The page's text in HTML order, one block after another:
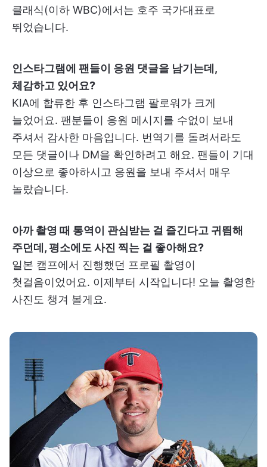
클래식(이하 WBC)에서는 호주 국가대표로
뛰었습니다.
인스타그램에 팬들이 응원 댓글을 남기는데,
체감하고 있어요?
KIA에 합류한 후 인스타그램 팔로워가 크게
늘었어요. 팬분들이 응원 메시지를 수없이 보내
주셔서 감사한 마음입니다. 번역기를 돌려서라도
모든 댓글이나 DM을 확인하려고 해요. 팬들이 기대
이상으로 좋아하시고 응원을 보내 주셔서 매우
놀랐습니다.
아까 촬영 때 통역이 관심받는 걸 즐긴다고 귀띔해
주던데, 평소에도 사진 찍는 걸 좋아해요?
일본 캠프에서 진행했던 프로필 촬영이
첫걸음이었어요. 이제부터 시작입니다! 오늘 촬영한
사진도 챙겨 볼게요.